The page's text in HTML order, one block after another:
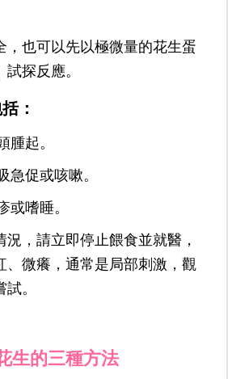
，也可以先以極微量的花生蛋
探反應。
：
腫起。
急促或咳嗽。
或嗜睡。
況，請立即停止餵食並就醫，
、微癢，通常是局部刺激，觀
。
生的三種方法